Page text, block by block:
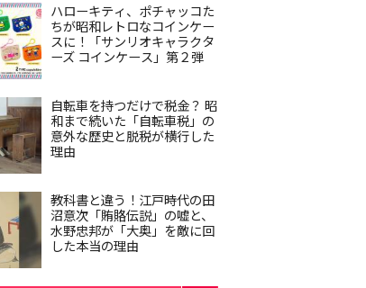
ハローキティ、ポチャッコた
ちが昭和レトロなコインケー
スに！「サンリオキャラクタ
ーズ コインケース」第２弾
自転車を持つだけで税金？ 昭
和まで続いた「自転車税」の
意外な歴史と脱税が横行した
理由
教科書と違う！江戸時代の田
沼意次「賄賂伝説」の嘘と、
水野忠邦が「大奥」を敵に回
した本当の理由